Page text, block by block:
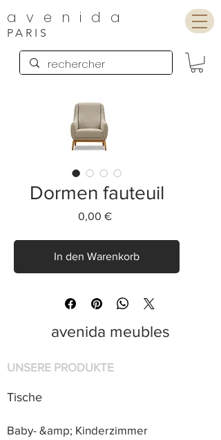
avenida
PARIS
Dormen fauteuil
0,00 €Preis
In den Warenkorb
avenida meubles
UNSERE PRODUKTE
Tische
Baby- &amp; Kinderzimmer